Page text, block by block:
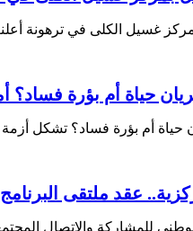
غسيل الكلى في ترهونة
حياة أم بؤرة
حياة أم بؤرة فساد؟ تشكل
عقد ملتقى
للمشاركة والاتصال